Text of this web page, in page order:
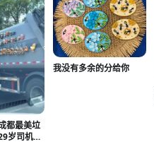
都最美垃
岁司机：
我没有多余的分给你